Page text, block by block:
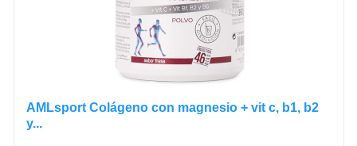
AMLsport Colágeno con magnesio + vit c, b1, b2
y...